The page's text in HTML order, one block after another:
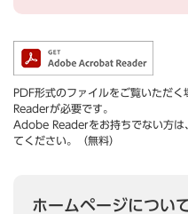
PDF形式のファイルをご覧いただ
Readerが必要です。
Adobe Readerをお持ちでない方は
てください。（無料）
ホームページについ